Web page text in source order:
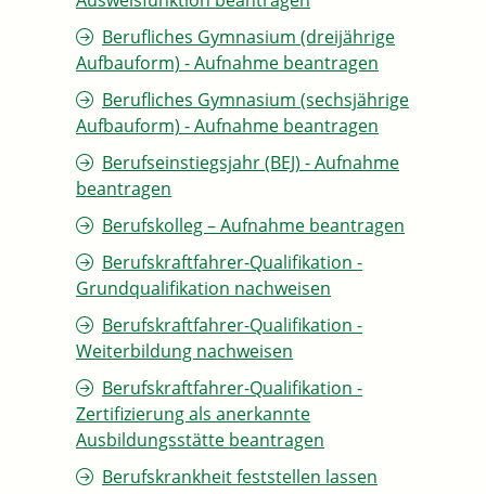
Berufliches Gymnasium (dreijährige
Aufbauform) - Aufnahme beantragen
Berufliches Gymnasium (sechsjährige
Aufbauform) - Aufnahme beantragen
Berufseinstiegsjahr (BEJ) - Aufnahme
beantragen
Berufskolleg – Aufnahme beantragen
Berufskraftfahrer-Qualifikation -
Grundqualifikation nachweisen
Berufskraftfahrer-Qualifikation -
Weiterbildung nachweisen
Berufskraftfahrer-Qualifikation -
Zertifizierung als anerkannte
Ausbildungsstätte beantragen
Berufskrankheit feststellen lassen